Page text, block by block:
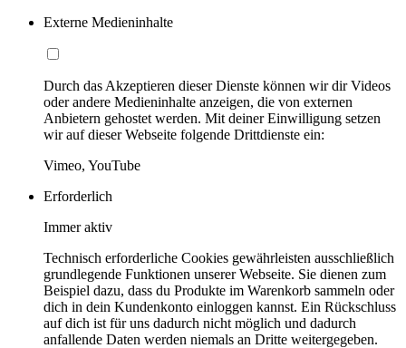
Externe Medieninhalte
Durch das Akzeptieren dieser Dienste können wir dir Videos
oder andere Medieninhalte anzeigen, die von externen
Anbietern gehostet werden. Mit deiner Einwilligung setzen
wir auf dieser Webseite folgende Drittdienste ein:
Vimeo, YouTube
Erforderlich
Immer aktiv
Technisch erforderliche Cookies gewährleisten ausschließlich
grundlegende Funktionen unserer Webseite. Sie dienen zum
Beispiel dazu, dass du Produkte im Warenkorb sammeln oder
dich in dein Kundenkonto einloggen kannst. Ein Rückschluss
auf dich ist für uns dadurch nicht möglich und dadurch
anfallende Daten werden niemals an Dritte weitergegeben.